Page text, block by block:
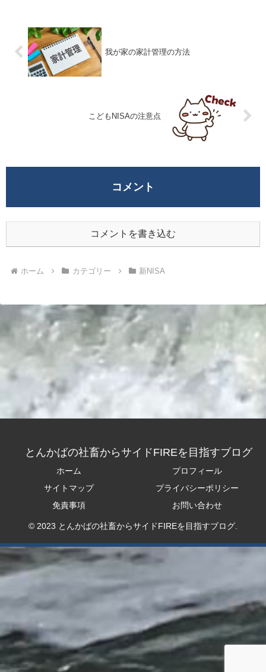
我が家の家計管理の方法
こどもNISAの注意点
コメント
コメントを書き込む
ホーム カテゴリー 新NISA
とんかばの社畜からサイドFIREを目指すブログ
ホーム
プロフィール
サイトマップ
プライバシーポリシー
免責事項
お問い合わせ
© 2023 とんかばの社畜からサイドFIREを目指すブログ.